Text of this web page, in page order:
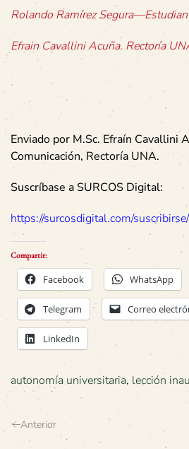
Rolando Ramírez
Efrain Cavallini Acuña. Rectoría
Enviado por M.Sc. Efraín Cavallini
Comunicación, Rectoría UNA.
Suscríbase a SURCOS Digital:
https://surcosdigital.com/suscribirse/
Compartir:
Facebook WhatsApp
Telegram Correo
LinkedIn
autonomía universitaria, lección
Anterior